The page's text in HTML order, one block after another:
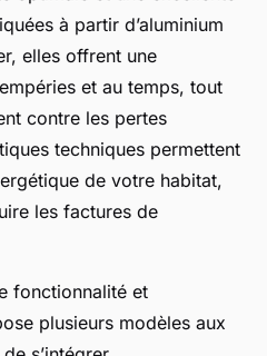
à partir d’aluminium
elles offrent une
et au temps, tout
contre les pertes
techniques permettent
de votre habitat,
les factures de
fonctionnalité et
plusieurs modèles aux